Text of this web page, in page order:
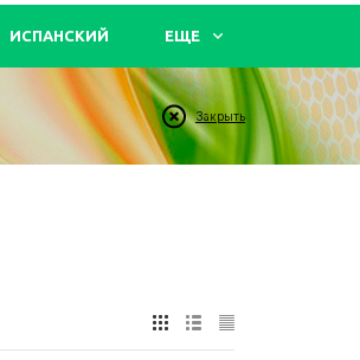
ИСПАНСКИЙ ЕЩЕ
Закрыть